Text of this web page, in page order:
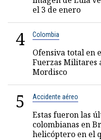
el 3 de enero
4 Colombia
Ofensiva total en
Fuerzas Militares
Mordisco
5 Accidente aéreo
Estas fueron las
colombianas en
helicóptero en el